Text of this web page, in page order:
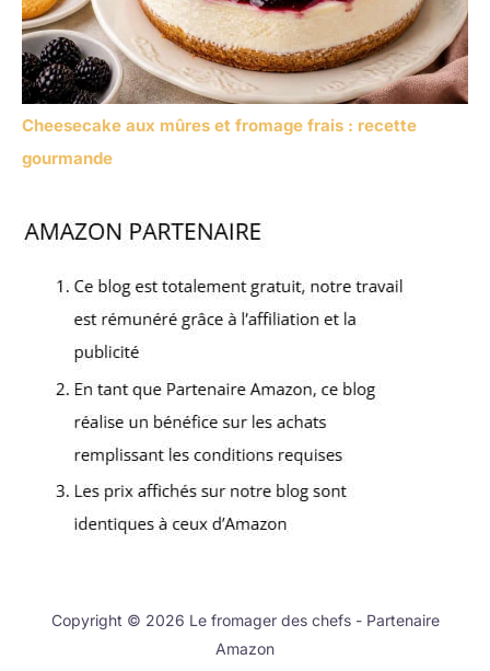
Cheesecake aux mûres et fromage frais : recette
gourmande
Copyright © 2026 Le fromager des chefs - Partenaire
Amazon